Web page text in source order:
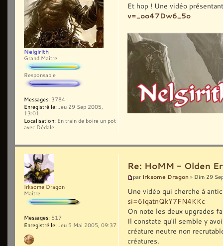
Et hop ! Une vidéo
v=_oo47Dw6_5o
Nelgirith
Grand Maître
Responsable
Messages: 3784
Enregistré le: Jeu 29 Sep 2005,
13:01
Localisation: En train de boire un pot
avec Dédale
Re: HoMM - Olden
par Irksome Dragon » Dim 29
Une vidéo qui cherche à
si=6IqatnQkY7FN4KKc
On note les deux upgrades
Il constate qu'il semble y
créature neutre non
créatures.
Irksome Dragon
Maître
Messages: 517
Enregistré le: Jeu 5 Mai 2005, 09:37